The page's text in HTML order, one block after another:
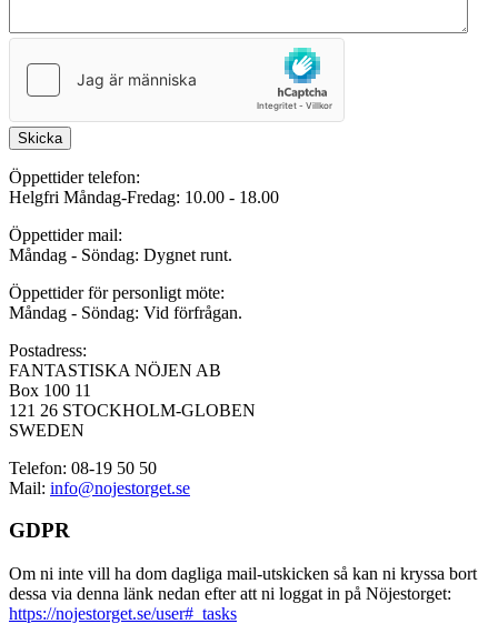
Skicka
Öppettider telefon:
Helgfri Måndag-Fredag: 10.00 - 18.00
Öppettider mail:
Måndag - Söndag: Dygnet runt.
Öppettider för personligt möte:
Måndag - Söndag: Vid förfrågan.
Postadress:
FANTASTISKA NÖJEN AB
Box 100 11
121 26 STOCKHOLM-GLOBEN
SWEDEN
Telefon: 08-19 50 50
Mail: info@nojestorget.se
GDPR
Om ni inte vill ha dom dagliga mail-utskicken så kan ni kryssa bort
dessa via denna länk nedan efter att ni loggat in på Nöjestorget:
https://nojestorget.se/user#_tasks